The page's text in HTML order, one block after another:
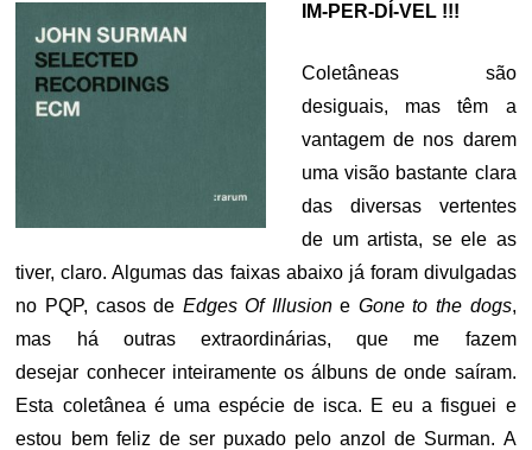
IM-PER-DÍ-VEL !!!
Coletâneas são
desiguais, mas têm a
vantagem de nos darem
uma visão bastante clara
das diversas vertentes
de um artista, se ele as
tiver, claro. Algumas das faixas abaixo já foram divulgadas
no PQP, casos de Edges Of Illusione Gone to the dogs,
mas há outras extraordinárias, que me fazem
desejar conhecer inteiramente os álbuns de onde saíram.
Esta coletânea é uma espécie de isca. E eu a fisguei e
estou bem feliz de ser puxado pelo anzol de Surman. A